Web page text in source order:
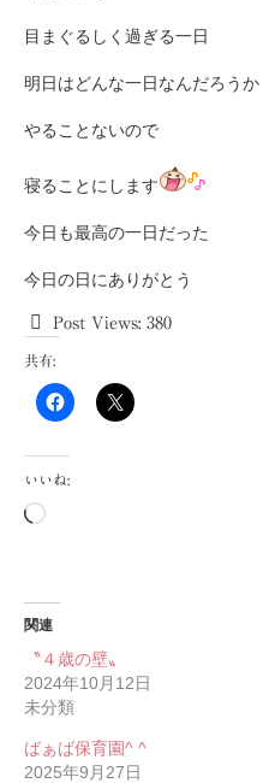
目まぐるしく過ぎる一日
明日はどんな一日なんだろうか
やることないので
寝ることにします
今日も最高の一日だった
今日の日にありがとう
Post Views: 380
共有:
いいね:
読
関連
〝４歳の壁〟
2024年10月12日
未分類
ばぁば保育園^ ^
2025年9月27日